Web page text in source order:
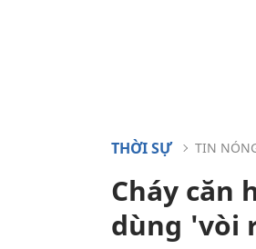
THỜI SỰ TIN
Cháy căn
dùng 'vòi